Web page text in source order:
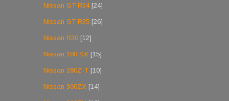
Nissan GT-R34 [24]
Nissan GT-R35 [26]
Nissan R30 [12]
Nissan 180 SX [15]
Nissan 280Z-T [10]
Nissan 300ZX [14]